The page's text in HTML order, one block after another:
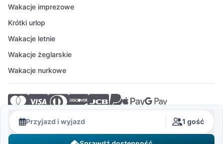
Przyjazd i wyjazd 1 gość
Wakacje imprezowe
Krótki urlop
Wakacje letnie
Wakacje żeglarskie
Wakacje nurkowe
© 2026 Crovillas GmbH